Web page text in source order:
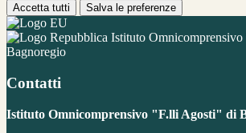
Accetta tutti Salva le preferenze
Istituto
Bagnoregio
Contatti
Istituto Omnicomprensivo "F.lli Agosti" di